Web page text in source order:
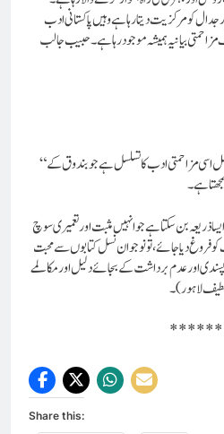
جدال کو مرکزیت دیتا رہا ہے وہیں پاکستانی ادب
بیانیہ ہمیشہ موجود رہا ہے۔ حبیب جالب
“بارود کے بدلے کتاب” کی خواہش دراصل اسی مزاحمتی ادب کا تسلسل ہے جو بندوق کے
ہے۔
ذریعہ بن سکتا ہے جو انہیں مثبت اور تعمیری سوچ
فروغ دیا جائے، تو نوجوان نسل کتابوں سے محبت
پسندی اور عدم برداشت کے بجائے دلیل اور مکالمے
لاہور)۔
Share this: